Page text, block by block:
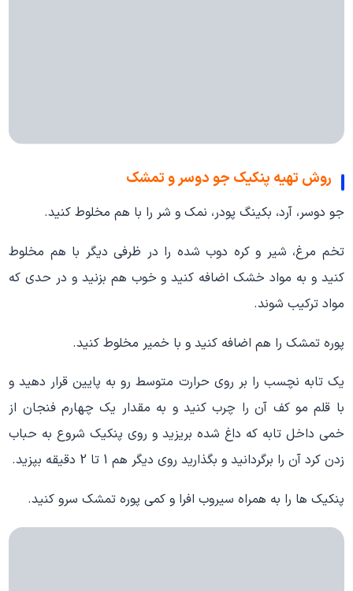
روش تهیه پنکیک جو دوسر و تمشک
جو دوسر، آرد، بکینگ پودر، نمک و شر را با هم مخلوط کنید.
تخم مرغ، شیر و کره دوب شده را در ظرفی دیگر با هم مخلوط
کنید و به مواد خشک اضافه کنید و خوب هم بزنید و در حدی که
مواد ترکیب شوند.
پوره تمشک را هم اضافه کنید و با خمیر مخلوط کنید.
یک تابه نچسب را بر روی حرارت متوسط رو به پایین قرار دهید و
با قلم مو کف آن را چرب کنید و به مقدار یک چهارم فنجان از
خمی داخل تابه که داغ شده بریزید و روی پنکیک شروع به حباب
زدن کرد آن را برگردانید و بگذارید روی دیگر هم 1 تا 2 دقیقه بپزید.
پنکیک ها را به همراه سیروب افرا و کمی پوره تمشک سرو کنید.